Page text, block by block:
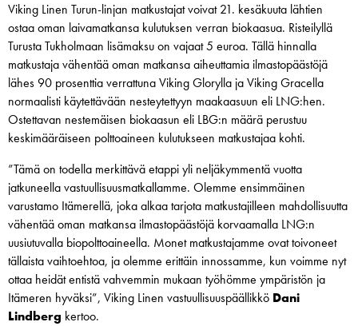
Viking Linen Turun-linjan matkustajat voivat 21. kesäkuuta lähtien
ostaa oman laivamatkansa kulutuksen verran biokaasua. Risteilyllä
Turusta Tukholmaan lisämaksu on vajaat 5 euroa. Tällä hinnalla
matkustaja vähentää oman matkansa aiheuttamia ilmastopäästöjä
lähes 90 prosenttia verrattuna Viking Glorylla ja Viking Gracella
normaalisti käytettävään nesteytettyyn maakaasuun eli LNG:hen.
Ostettavan nestemäisen biokaasun eli LBG:n määrä perustuu
keskimääräiseen polttoaineen kulutukseen matkustajaa kohti.
”Tämä on todella merkittävä etappi yli neljäkymmentä vuotta
jatkuneella vastuullisuusmatkallamme. Olemme ensimmäinen
varustamo Itämerellä, joka alkaa tarjota matkustajilleen mahdollisuutta
vähentää oman matkansa ilmastopäästöjä korvaamalla LNG:n
uusiutuvalla biopolttoaineella. Monet matkustajamme ovat toivoneet
tällaista vaihtoehtoa, ja olemme erittäin innossamme, kun voimme nyt
ottaa heidät entistä vahvemmin mukaan työhömme ympäristön ja
Itämeren hyväksi”, Viking Linen vastuullisuuspäällikkö Dani
Lindberg kertoo.